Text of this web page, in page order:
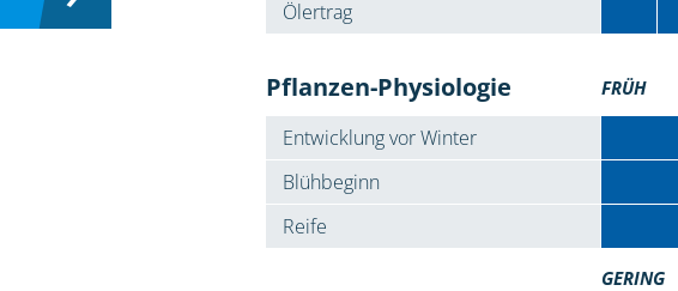
Ölertrag
Pflanzen-Physiologie FRÜH
Entwicklung vor Winter
Blühbeginn
Reife
GERING